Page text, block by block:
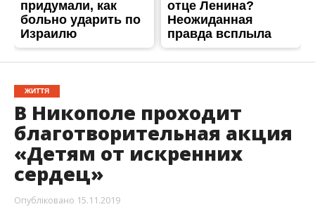
ЖИТТЯ
В Никополе проходит
благотворительная акция
«Детям от искренних
сердец»
Опубліковано 15.11.2019